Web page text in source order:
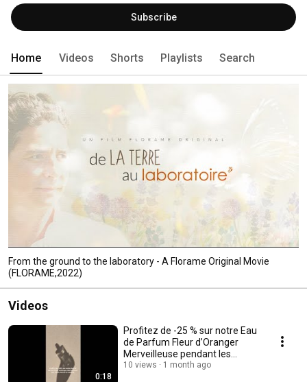
Florame sélectionne les plus belles huiles essentielles dans le monde
entier.
Subscribe
Home Videos Shorts Playlists Search
From the ground to the laboratory - A Florame Original Movie
(FLORAME,2022)
Videos
0:18
Profitez de -25 % sur notre Eau
de Parfum Fleur d’Oranger
Merveilleuse pendant les
soldes Florame !
10 views 1 month ago